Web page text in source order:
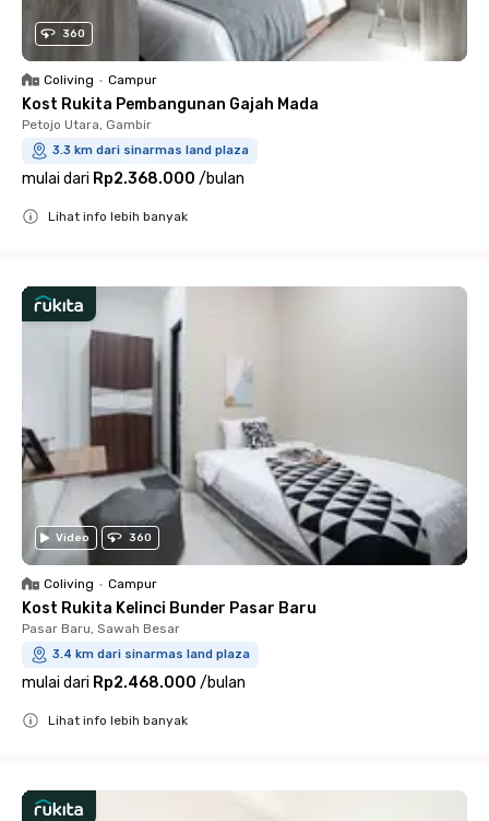
360
Coliving • Campur
Kost Rukita Pembangunan Gajah Mada
Petojo Utara, Gambir
3.3 km dari sinarmas land plaza
mulai dari Rp2.368.000 /bulan
Lihat info lebih banyak
Video 360
Coliving • Campur
Kost Rukita Kelinci Bunder Pasar Baru
Pasar Baru, Sawah Besar
3.4 km dari sinarmas land plaza
mulai dari Rp2.468.000 /bulan
Lihat info lebih banyak